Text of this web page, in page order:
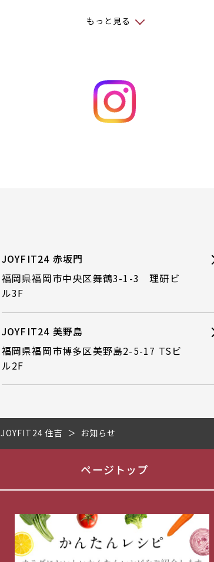
もっと見る
JOYFIT24 赤坂門
福岡県福岡市中央区舞鶴3-1-3 理研ビ
ル3F
JOYFIT24 美野島
福岡県福岡市博多区美野島2-5-17 TSビ
ル2F
JOYFIT24 住吉 お知らせ
ページトップ